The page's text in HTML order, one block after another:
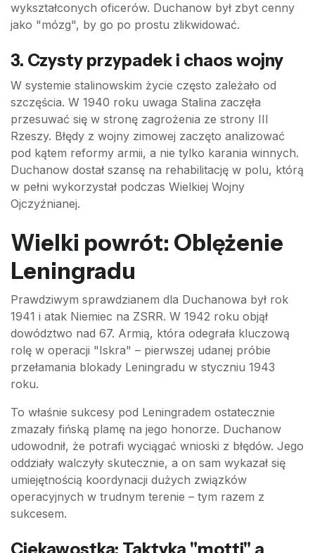
wykształconych oficerów. Duchanow był zbyt cenny
jako "mózg", by go po prostu zlikwidować.
3. Czysty przypadek i chaos wojny
W systemie stalinowskim życie często zależało od
szczęścia. W 1940 roku uwaga Stalina zaczęła
przesuwać się w stronę zagrożenia ze strony III
Rzeszy. Błędy z wojny zimowej zaczęto analizować
pod kątem reformy armii, a nie tylko karania winnych.
Duchanow dostał szansę na rehabilitację w polu, którą
w pełni wykorzystał podczas Wielkiej Wojny
Ojczyźnianej.
Wielki powrót: Oblężenie
Leningradu
Prawdziwym sprawdzianem dla Duchanowa był rok
1941 i atak Niemiec na ZSRR. W 1942 roku objął
dowództwo nad 67. Armią, która odegrała kluczową
rolę w operacji "Iskra" – pierwszej udanej próbie
przełamania blokady Leningradu w styczniu 1943
roku.
To właśnie sukcesy pod Leningradem ostatecznie
zmazały fińską plamę na jego honorze. Duchanow
udowodnił, że potrafi wyciągać wnioski z błędów. Jego
oddziały walczyły skutecznie, a on sam wykazał się
umiejętnością koordynacji dużych związków
operacyjnych w trudnym terenie – tym razem z
sukcesem.